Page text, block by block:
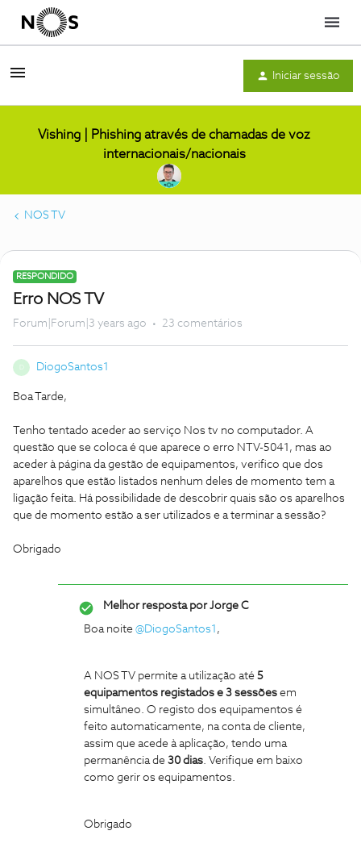
Menu
Iniciar sessão
Vishing | Phishing através de chamadas de voz
internacionais/nacionais
NOS TV
RESPONDIDO
Erro NOS TV
Forum|Forum|3 years ago 23 comentários
DiogoSantos1
Boa Tarde,
Tenho tentado aceder ao serviço Nos tv no computador. A
questão que se coloca é que aparece o erro NTV-5041, mas ao
aceder à página da gestão de equipamentos, verifico que dos
aparelhos que estão listados nenhum deles de momento tem a
ligação feita. Há possibilidade de descobrir quais são os aparelhos
que de momento estão a ser utilizados e a terminar a sessão?
Obrigado
Melhor resposta porJorge C
Boa noite @DiogoSantos1 ,
A NOS TV permite a utilização até 5
equipamentos registados e 3 sessões em
simultâneo. O registo dos equipamentos é
feito automaticamente, na conta de cliente,
assim que acede à aplicação, tendo uma
permanência de 30 dias. Verifique em baixo
como gerir os equipamentos.
Obrigado